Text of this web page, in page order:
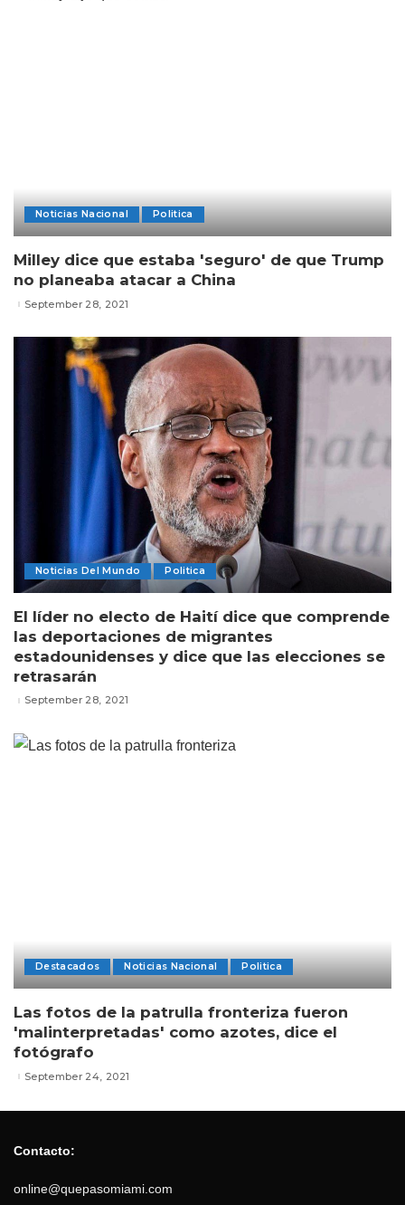
Noticias Nacional Politica
Milley dice que estaba 'seguro' de que Trump
no planeaba atacar a China
September 28, 2021
Noticias Del Mundo Politica
El líder no electo de Haití dice que comprende
las deportaciones de migrantes
estadounidenses y dice que las elecciones se
retrasarán
September 28, 2021
Destacados Noticias Nacional Politica
Las fotos de la patrulla fronteriza fueron
'malinterpretadas' como azotes, dice el
fotógrafo
September 24, 2021
Contacto:
online@quepasomiami.com